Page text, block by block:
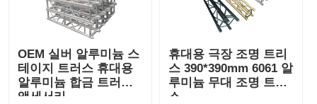
알루미늄 볼트 스퀘어 트러스
알루미늄 트러스 시스템
OEM 실버 알루미늄 스
테이지 트러스 휴대용
알루미늄 합금 트러스
액세서리
휴대용 극장 조명 트리
스 390*390mm 6061 알
루미늄 무대 조명 트리
스